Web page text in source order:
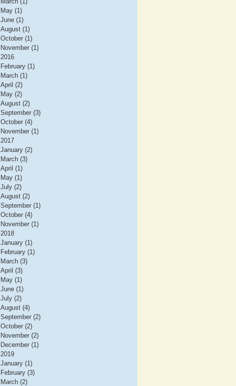
May (1)
June (1)
August (1)
October (1)
November (1)
2016
February (1)
March (1)
April (2)
May (2)
August (2)
September (3)
October (4)
November (1)
2017
January (2)
March (3)
April (1)
May (1)
July (2)
August (2)
September (1)
October (4)
November (1)
2018
January (1)
February (1)
March (3)
April (3)
May (1)
June (1)
July (2)
August (4)
September (2)
October (2)
November (2)
December (1)
2019
January (1)
February (3)
March (2)